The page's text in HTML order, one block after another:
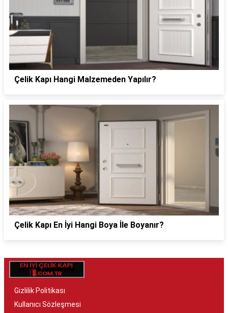
Çelik Kapı Hangi Malzemeden Yapılır?
Çelik Kapı En İyi Hangi Boya İle Boyanır?
Gizlilik Politikası
Kullanıcı Sözleşmesi